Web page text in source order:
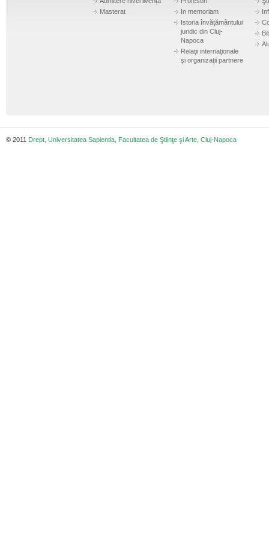
Masterat
In memoriam
Istoria învăţământului
juridic din Cluj-
Napoca
Relaţii internaţionale
şi organizaţii partnere
© 2011 Drept, Universitatea Sapientia, Facultatea de Ştiinţe şi Arte, Cluj-Napoca